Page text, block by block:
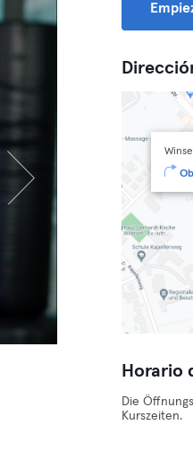
Horario
Die
Kurszeiten.